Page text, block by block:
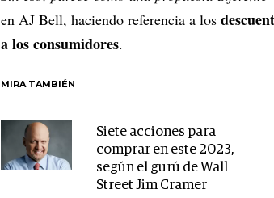
en AJ Bell, haciendo referencia a los
a los consumidores.
MIRA TAMBIÉN
Siete acciones para
comprar en este 2023,
según el gurú de Wall
Street Jim Cramer